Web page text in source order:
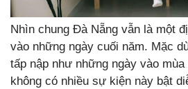
Nhìn chung Đà Nẵng vẫn là một
vào những ngày cuối năm. Mặc
tấp nập như những ngày vào
không có nhiều sự kiện này bật